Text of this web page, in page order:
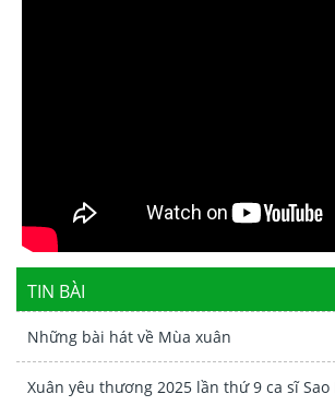
TIN BÀI
Những bài hát về Mùa xuân
Xuân yêu thương 2025 lần thứ 9 ca sĩ